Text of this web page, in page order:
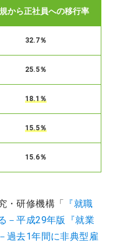
から正社員への移行率
32.7％
25.5％
18.1％
15.5％
15.6％
・研修機構「 『就職
－平成29年版『就業
過去1年間に非典型雇